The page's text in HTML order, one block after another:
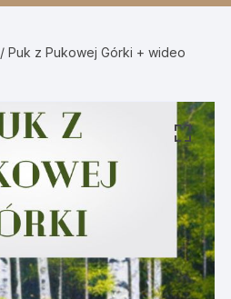
/ Puk z Pukowej Górki + wideo